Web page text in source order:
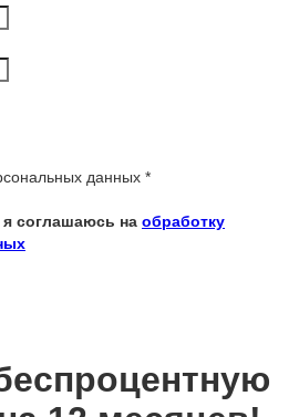
данных *
я соглашаюсь на обработку